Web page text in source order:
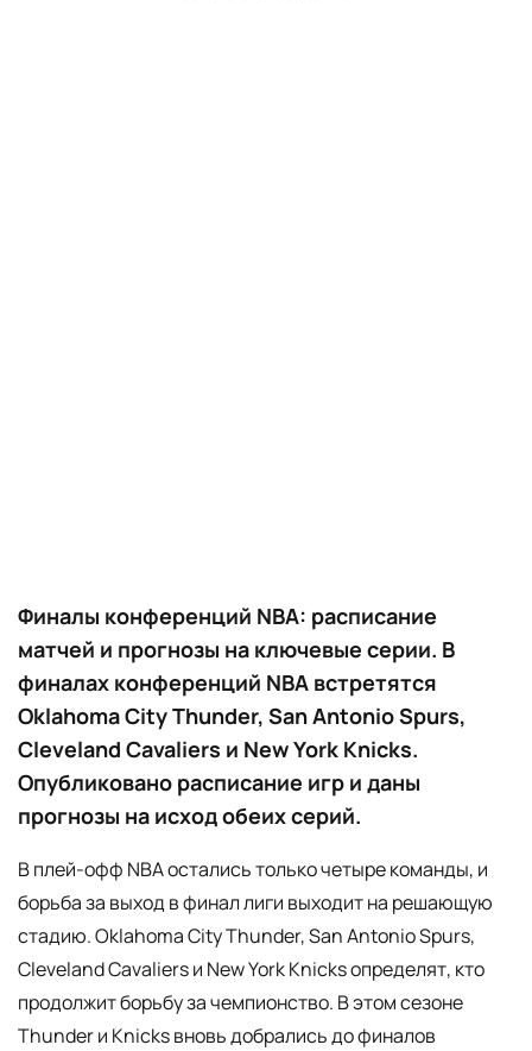
Финалы конференций NBA: расписание
матчей и прогнозы на ключевые серии. В
финалах конференций NBA встретятся
Oklahoma City Thunder, San Antonio Spurs,
Cleveland Cavaliers и New York Knicks.
Опубликовано расписание игр и даны
прогнозы на исход обеих серий.
В плей-офф NBA остались только четыре команды, и
борьба за выход в финал лиги выходит на решающую
стадию. Oklahoma City Thunder, San Antonio Spurs,
Cleveland Cavaliers и New York Knicks определят, кто
продолжит борьбу за чемпионство. В этом сезоне
Thunder и Knicks вновь добрались до финалов